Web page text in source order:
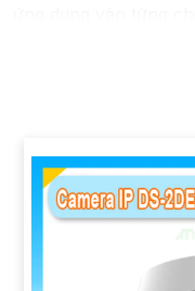
camera trở nên sắc
Với tính năng chống
Với Những Trang bị
quan sát trở nên dễ